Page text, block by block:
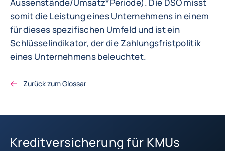
somit die Leistung eines Unternehmens in einem
für dieses spezifischen Umfeld und ist ein
Schlüsselindikator, der die Zahlungsfristpolitik
eines Unternehmens beleuchtet.
Zurück zum Glossar
Kreditversicherung für KMUs